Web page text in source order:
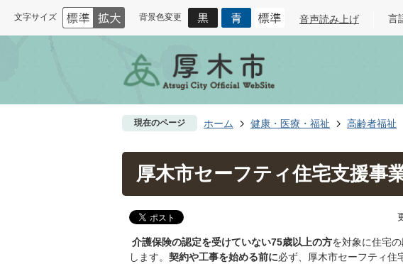
文字サイズ 背景色変更 音声読み上げ 言
現在のページ ホーム 健康・医療・福祉 高齢者福祉
厚木市セーフティ住宅支援事
介護保険の認定を受けていない75歳以上の方を対象に住宅
します。 契約や工事を始める前に必ず、厚木市セーフティ住